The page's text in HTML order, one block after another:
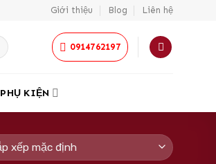
Giới thiệu Blog Liên hệ
0914762197
PHỤ KIỆN